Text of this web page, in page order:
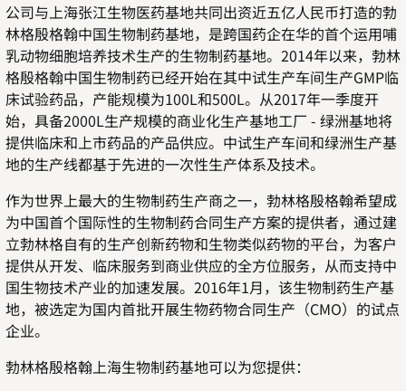
公司与上海张江生物医药基地共同出资近五亿人民币打造的勃
林格殷格翰中国生物制药基地，是跨国药企在华的首个运用哺
乳动物细胞培养技术生产的生物制药基地。2014年以来，勃林
格殷格翰中国生物制药已经开始在其中试生产车间生产GMP临
床试验药品，产能规模为100L和500L。从2017年一季度开
始，具备2000L生产规模的商业化生产基地工厂 - 绿洲基地将
提供临床和上市药品的产品供应。中试生产车间和绿洲生产基
地的生产线都基于先进的一次性生产体系及技术。
作为世界上最大的生物制药生产商之一，勃林格殷格翰希望成
为中国首个国际性的生物制药合同生产方案的提供者，通过建
立勃林格自有的生产创新药物和生物类似药物的平台，为客户
提供从开发、临床服务到商业供应的全方位服务，从而支持中
国生物技术产业的加速发展。2016年1月，该生物制药生产基
地，被选定为国内首批开展生物药物合同生产（CMO）的试点
企业。
勃林格殷格翰上海生物制药基地可以为您提供：